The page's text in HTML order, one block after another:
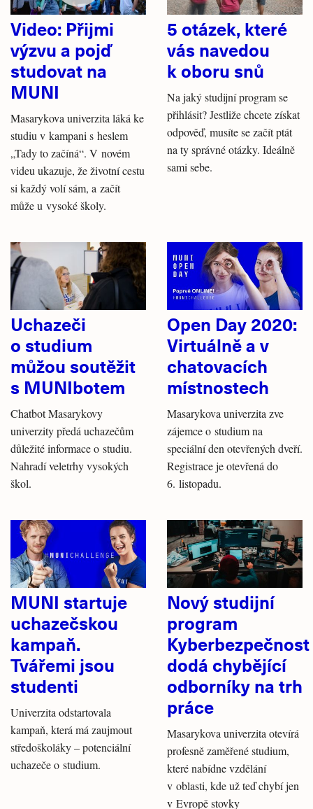
Video: Přijmi
výzvu a pojď
studovat na
MUNI
Masarykova univerzita láká ke
studiu v kampani s heslem
„Tady to začíná“. V novém
videu ukazuje, že životní cestu
si každý volí sám, a začít
může u vysoké školy.
5 otázek, které
vás navedou
k oboru snů
Na jaký studijní program se
přihlásit? Jestliže chcete získat
odpověď, musíte se začít ptát
na ty správné otázky. Ideálně
sami sebe.
Uchazeči
o studium
můžou soutěžit
s MUNIbotem
Chatbot Masarykovy
univerzity předá uchazečům
důležité informace o studiu.
Nahradí veletrhy vysokých
škol.
Open Day 2020:
Virtuálně a v
chatovacích
místnostech
Masarykova univerzita zve
zájemce o studium na
speciální den otevřených dveří.
Registrace je otevřená do
6. listopadu.
MUNI startuje
uchazečskou
kampaň.
Tvářemi jsou
studenti
Univerzita odstartovala
kampaň, která má zaujmout
středoškoláky – potenciální
uchazeče o studium.
Nový studijní
program
Kyberbezpečnost
dodá chybějící
odborníky na trh
práce
Masarykova univerzita otevírá
profesně zaměřené studium,
které nabídne vzdělání
v oblasti, kde už teď chybí jen
v Evropě stovky